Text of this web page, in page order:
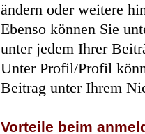
ändern oder weitere
Ebenso können Sie
unter jedem Ihrer
Unter Profil/Profil
Beitrag unter Ihrem
Vorteile beim